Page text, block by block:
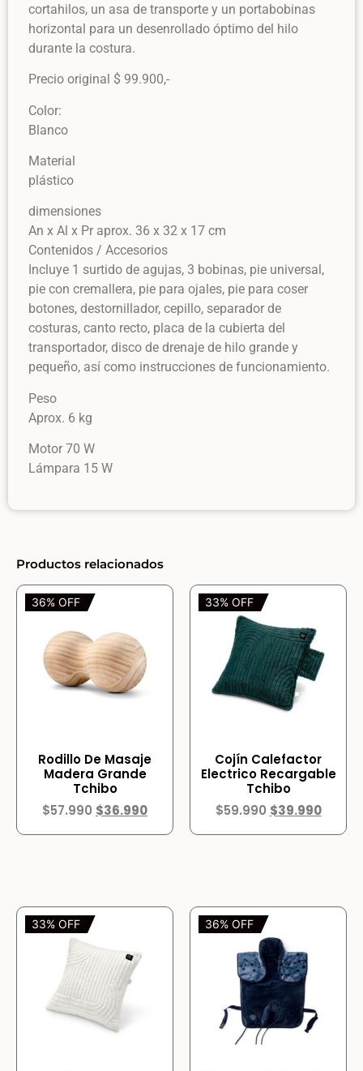
cortahilos, un asa de transporte y un portabobinas
horizontal para un desenrollado óptimo del hilo
durante la costura.
Precio original $ 99.900,-
Color:
Blanco
Material
plástico
dimensiones
An x Al x Pr aprox. 36 x 32 x 17 cm
Contenidos / Accesorios
Incluye 1 surtido de agujas, 3 bobinas, pie universal,
pie con cremallera, pie para ojales, pie para coser
botones, destornillador, cepillo, separador de
costuras, canto recto, placa de la cubierta del
transportador, disco de drenaje de hilo grande y
pequeño, así como instrucciones de funcionamiento.
Peso
Aprox. 6 kg
Motor 70 W
Lámpara 15 W
Productos relacionados
36% OFF
Rodillo De Masaje
Madera Grande
Tchibo
$57.990 $36.990
33% OFF
Cojín Calefactor
Electrico Recargable
Tchibo
$59.990 $39.990
33% OFF 36% OFF